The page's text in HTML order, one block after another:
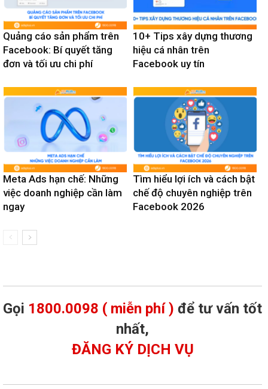
Quảng cáo sản phẩm trên
Facebook: Bí quyết tăng
đơn và tối ưu chi phí
10+ Tips xây dựng thương
hiệu cá nhân trên
Facebook uy tín
Meta Ads hạn chế: Những
việc doanh nghiệp cần làm
ngay
Tìm hiểu lợi ích và cách bật
chế độ chuyên nghiệp trên
Facebook 2026
Gọi 1800.0098 ( miễn phí ) để tư vấn tốt
nhất,
ĐĂNG KÝ DỊCH VỤ